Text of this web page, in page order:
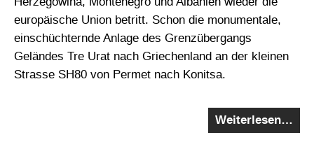
europäische Union betritt. Schon die monumentale,
einschüchternde Anlage des Grenzübergangs
Geländes Tre Urat nach Griechenland an der kleinen
Strasse SH80 von Permet nach Konitsa.
Weiterlesen…